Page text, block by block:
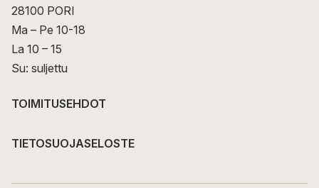
28100 PORI
Ma – Pe 10-18
La 10 – 15
Su: suljettu
TOIMITUSEHDOT
TIETOSUOJASELOSTE